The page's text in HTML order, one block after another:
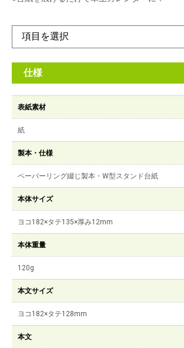
仕様
表紙素材
紙
製本・仕様
ペーパーリング綴じ製本・W型スタンド台紙
本体サイズ
ヨコ182×タテ135×厚み12mm
本体重量
120g
本文サイズ
ヨコ182×タテ128mm
本文